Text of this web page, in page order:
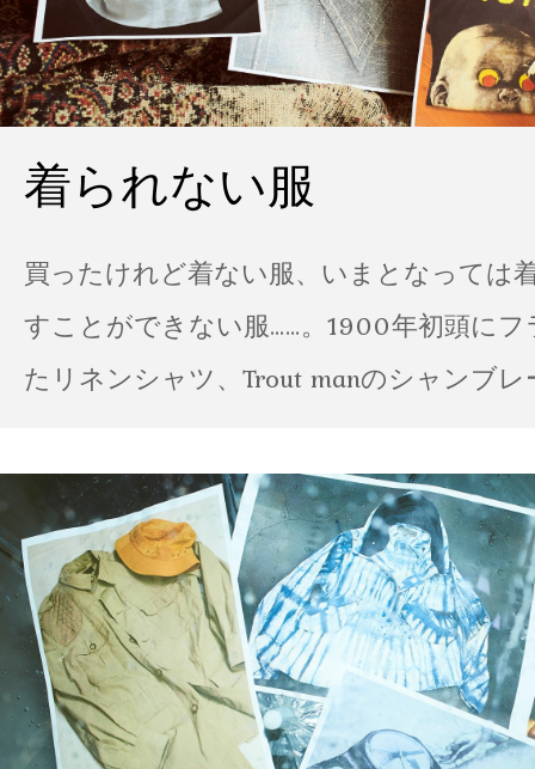
着られない服
買ったけれど着ない服、いまとなっては
すことができない服……。1900年初頭に
たリネンシャツ、Trout manのシャンブ